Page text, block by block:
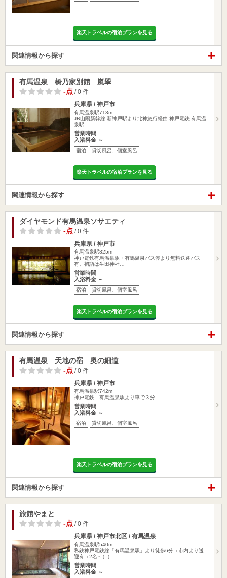
楽天トラベルの宿泊プランを見る
関連情報から探す
有馬温泉 橋乃家別館 嵐翠
-点 / 0 件
兵庫県 / 神戸市
有馬温泉駅713m
JR山陽新幹線 新神戸駅より北神急行経由 神戸電鉄 有馬温
泉駅
営業時間
入浴料金 ～
宿泊 貸切風呂、個室風呂
楽天トラベルの宿泊プランを見る
関連情報から探す
ダイヤモンド有馬温泉ソサエティ
-点 / 0 件
兵庫県 / 神戸市
有馬温泉駅825m
神戸電鉄有馬温泉駅・有馬温泉バス停より無料送迎バス
有。初詣は生田神社…
営業時間
入浴料金 ～
宿泊 貸切風呂、個室風呂
楽天トラベルの宿泊プランを見る
関連情報から探す
有馬温泉 天地の宿 奥の細道
-点 / 0 件
兵庫県 / 神戸市
有馬温泉駅742m
神戸電鉄 有馬温泉駅より車で３分
営業時間
入浴料金 ～
宿泊 貸切風呂、個室風呂
楽天トラベルの宿泊プランを見る
関連情報から探す
旅館やまと
-点 / 0 件
兵庫県 / 神戸市北区 / 有馬温泉
有馬温泉駅540m
私鉄神戸電鉄線「有馬温泉駅」より徒歩6分（市内より送
迎有（2名～））…
営業時間
入浴料金 ～